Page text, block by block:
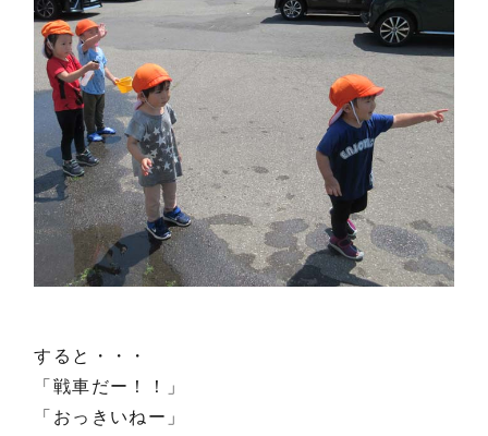
すると・・・
「戦車だー！！」
「おっきいねー」